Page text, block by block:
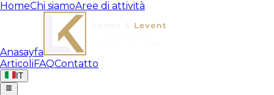
HomeChi siamoAree di attività
Anasayfa
ArticoliFAQContatto
IT